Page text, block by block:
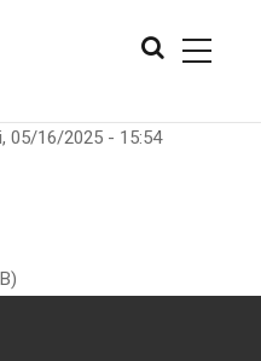
NAVIGATION
05/16/2025 - 15:54